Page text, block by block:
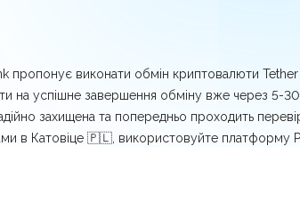
пропонує виконати обмін криптовалюти
на успішне завершення обміну вже через 5-30
захищена та попередньо проходить
в Катовіце 🇵🇱, використовуйте платформу